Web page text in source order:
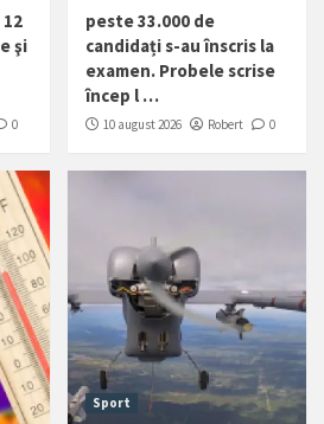
şi
0
peste 33.000 de
candidați s-au înscris la
examen. Probele scrise
încep l …
10 august 2026 Robert 0
Sport